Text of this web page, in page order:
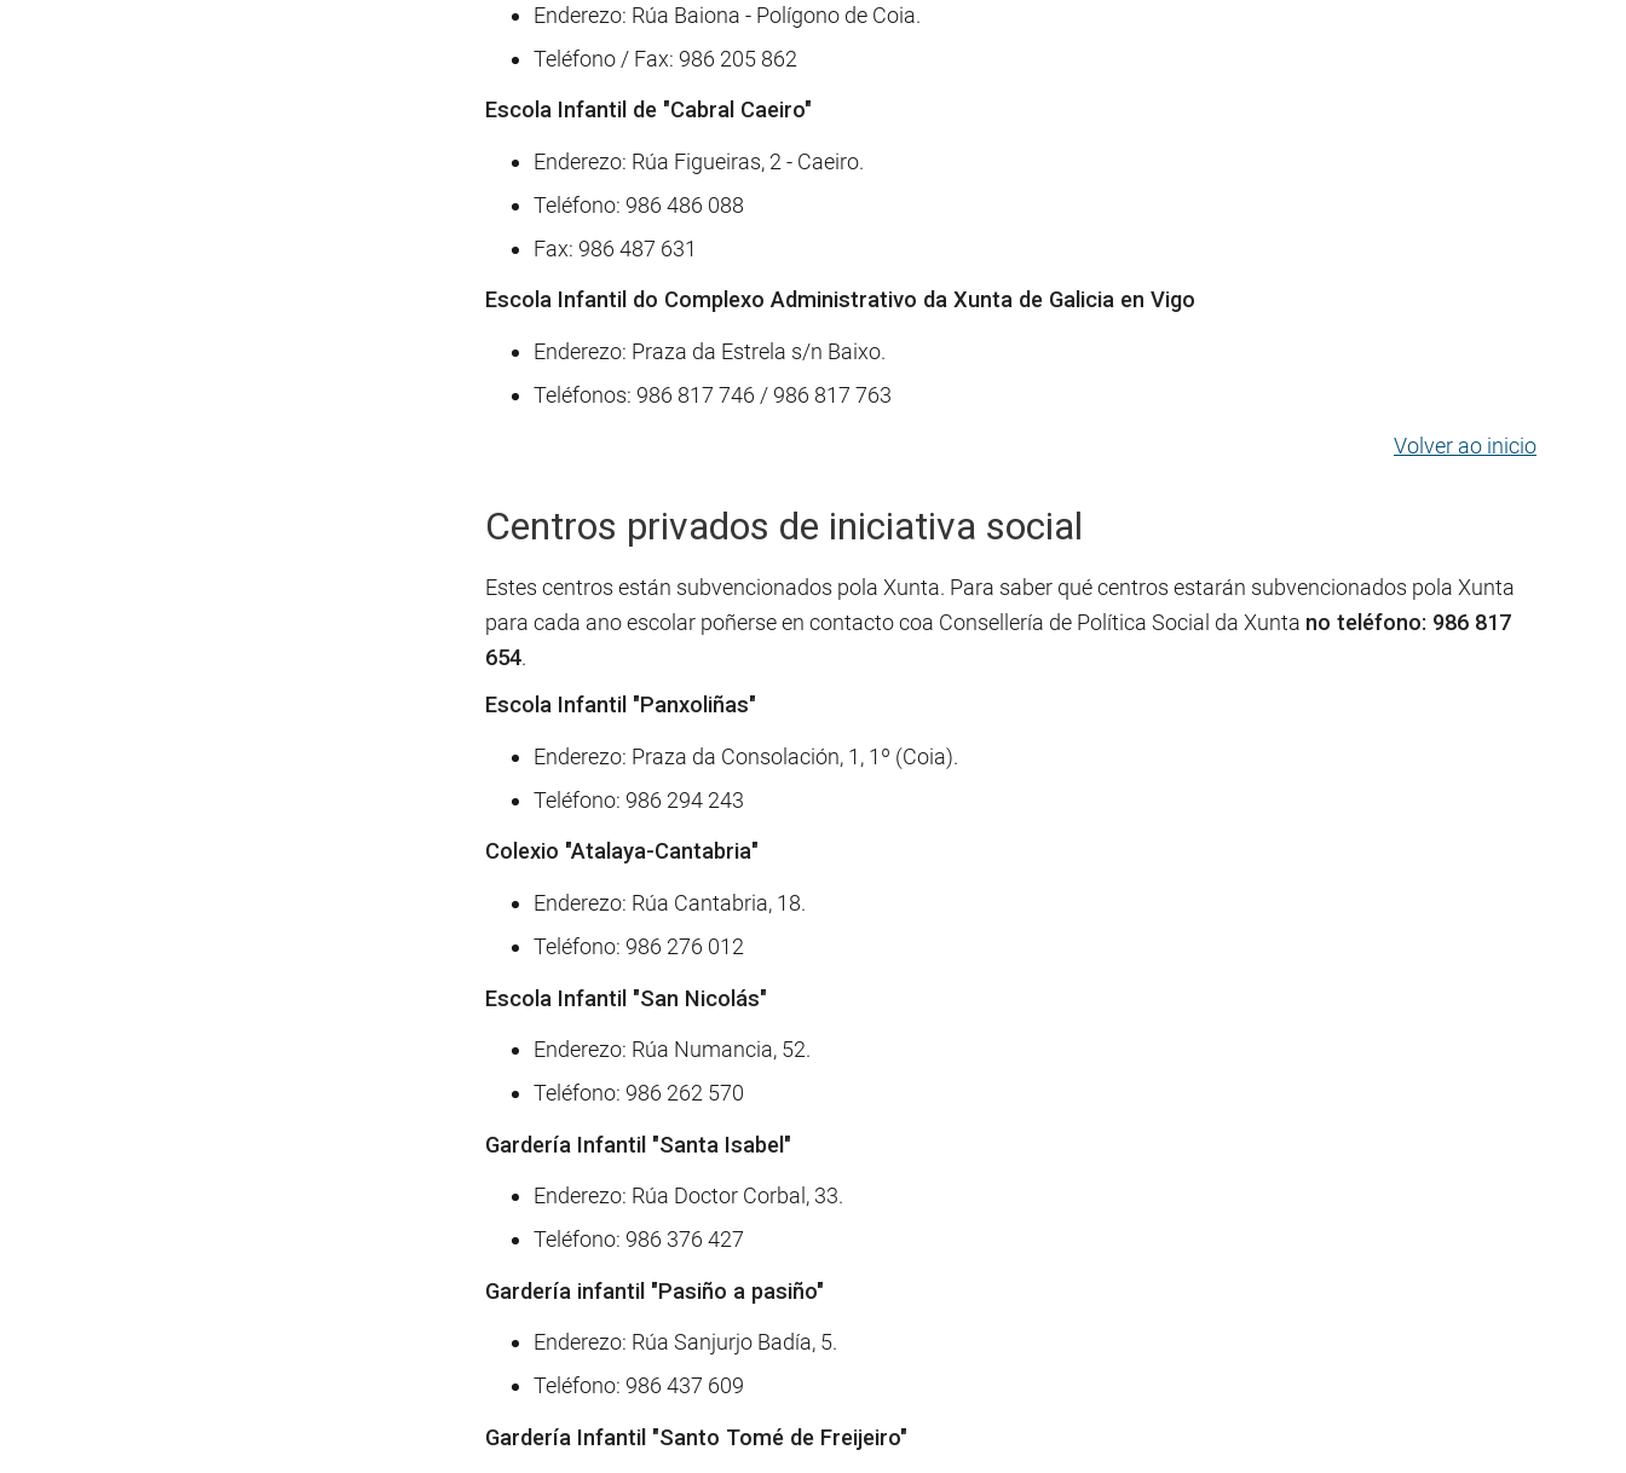
Enderezo: Rúa Baiona - Polígono de Coia.
Teléfono / Fax: 986 205 862
EscolaInfantil de "Cabral Caeiro"
Enderezo: Rúa Figueiras, 2 - Caeiro.
Teléfono: 986 486 088
Fax: 986 487 631
EscolaInfantil do Complexo Administrativo da Xunta de Galicia en Vigo
Enderezo: Praza da Estrela s/n Baixo.
Teléfonos: 986 817 746 / 986 817 763
Volver ao inicio
Centros privados de iniciativa social
Estes centros están subvencionados pola Xunta. Para saber qué centros estarán subvencionados pola Xunta
para cada ano escolar poñerse en contacto coa Consellería de Política Social da Xunta no teléfono: 986 817
654.
Escola Infantil "Panxoliñas"
Enderezo: Praza da Consolación, 1, 1º (Coia).
Teléfono: 986 294 243
Colexio "Atalaya-Cantabria"
Enderezo: Rúa Cantabria, 18.
Teléfono: 986 276 012
Escola Infantil "San Nicolás"
Enderezo: Rúa Numancia, 52.
Teléfono: 986 262 570
Gardería Infantil "Santa Isabel"
Enderezo: Rúa Doctor Corbal, 33.
Teléfono: 986 376 427
Gardería infantil "Pasiño a pasiño"
Enderezo: Rúa Sanjurjo Badía, 5.
Teléfono: 986 437 609
Gardería Infantil "Santo Tomé de Freijeiro"